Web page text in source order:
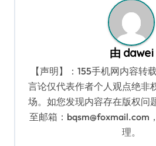
由 dawei
【声明】：155手机网内容转
言论仅代表作者个人观点绝非
场。如您发现内容存在版权问
至邮箱：bqsm@foxmail.com
理。